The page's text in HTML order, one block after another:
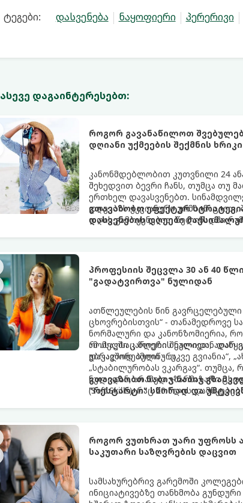
ტეგები: დასვენება ნაყოფიერი პერერივი
ასევე დაგაინტერესებთ:
როგორ გავანაწილოთ
დღიანი უქმეების შექმნის ხრიკი
კანონმდებლობით კუთვნილი 24
შეხედვით ბევრი ჩანს, თუმცა თუ
ერთხელ დავასვენებთ.
დღეების ჭკვიანური
დღის გამოყენებით წელიწადში
გთავაზობთ ეფექტურ
დასვენების დღეები
პროფესიის შეცვლა 30 ან 40
"გადატვირთვა" ნულიდან
ათწლეულების წინ
ცხოვრებისთვის“ - თანამედროვე
ნორმალური და კანონზომიერია,
რომელსაც წლები შეალიეთ, აღარ
უბრალოდ ამოიწურა.
ამ ასაკში კარიერის ნულიდან
დაკავშირებული - „უკვე გვიანია“,
„სტაბილურობას ვკარგავ“. თუმცა,
ნულიდან, არამედ უზარმაზარი
(Soft Skills), რაც 20 წლის
გთავაზობთ ნაბიჯ-ნაბიჯ
"რესტარტი" სწორად და
როგორ ვუთხრათ უარი უფროსს
საკუთარი საზღვრების დაცვით
სამსახურებრივ გარემოში
ინიციატივებზე თანხმობა